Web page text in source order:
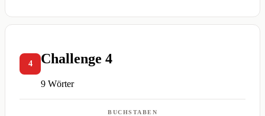
4 Challenge 4
9 Wörter
BUCHSTABEN